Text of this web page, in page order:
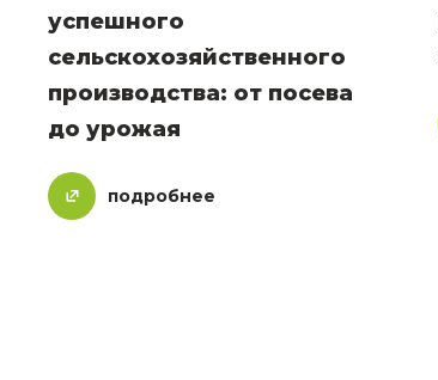
успешного
сельскохозяйственного
производства: от посева
до урожая
подробнее